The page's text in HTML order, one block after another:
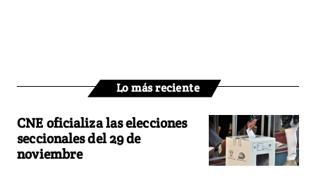
Lo más reciente
CNE oficializa las elecciones
seccionales del 29 de
noviembre